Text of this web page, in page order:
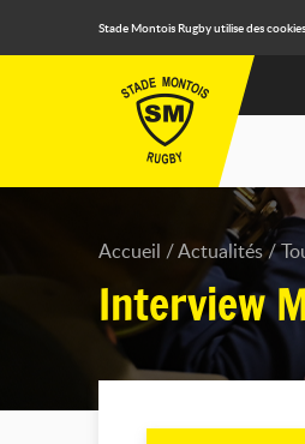
Stade Montois Rugby utilise des
Accueil Actualités
Interview